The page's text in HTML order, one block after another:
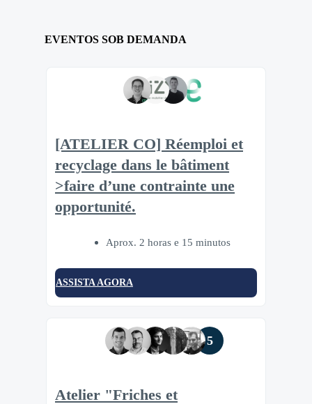
EVENTOS SOB DEMANDA
[ATELIER CO] Réemploi et
recyclage dans le bâtiment
>faire d’une contrainte une
opportunité.
Aprox. 2 horas e 15 minutos
ASSISTA AGORA
5
Atelier "Friches et